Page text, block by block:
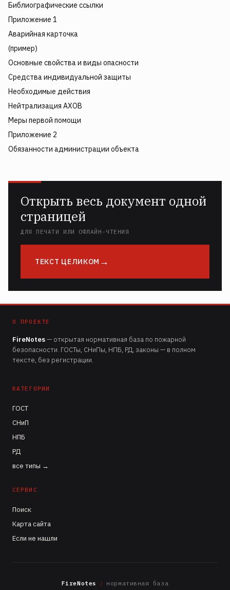
Библиографические ссылки
Приложение 1
Аварийная карточка
(пример)
Основные свойства и виды опасности
Средства индивидуальной защиты
Необходимые действия
Нейтрализация АХОВ
Меры первой помощи
Приложение 2
Обязанности администрации объекта
Открыть весь документ одной
страницей
ДЛЯ ПЕЧАТИ ИЛИ ОФЛАЙН-ЧТЕНИЯ
ТЕКСТ ЦЕЛИКОМ
О ПРОЕКТЕ
FireNotes— открытая нормативная база по пожарной
безопасности. ГОСТы, СНиПы, НПБ, РД, законы — в полном
тексте, без регистрации.
КАТЕГОРИИ
ГОСТ
СНиП
НПБ
РД
все типы →
СЕРВИС
Поиск
Карта сайта
Если не нашли
FireNotes / нормативная база